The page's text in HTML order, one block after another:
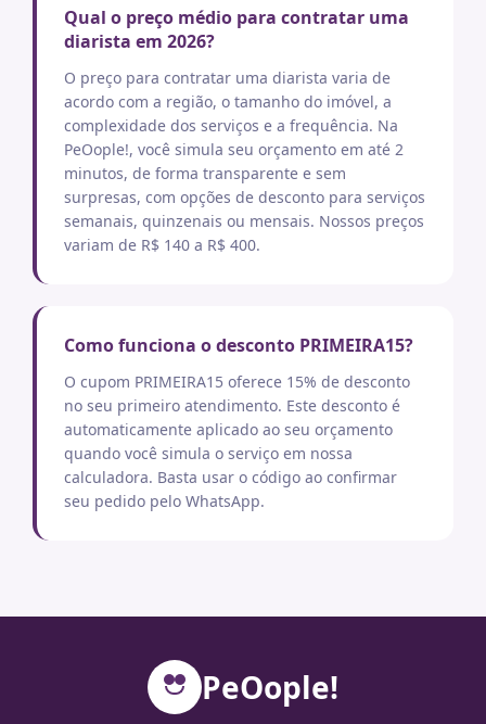
Qual o preço médio para contratar uma
diarista em 2026?
O preço para contratar uma diarista varia de
acordo com a região, o tamanho do imóvel, a
complexidade dos serviços e a frequência. Na
PeOople!, você simula seu orçamento em até 2
minutos, de forma transparente e sem
surpresas, com opções de desconto para serviços
semanais, quinzenais ou mensais. Nossos preços
variam de R$ 140 a R$ 400.
Como funciona o desconto PRIMEIRA15?
O cupom PRIMEIRA15 oferece 15% de desconto
no seu primeiro atendimento. Este desconto é
automaticamente aplicado ao seu orçamento
quando você simula o serviço em nossa
calculadora. Basta usar o código ao confirmar
seu pedido pelo WhatsApp.
PeOople!